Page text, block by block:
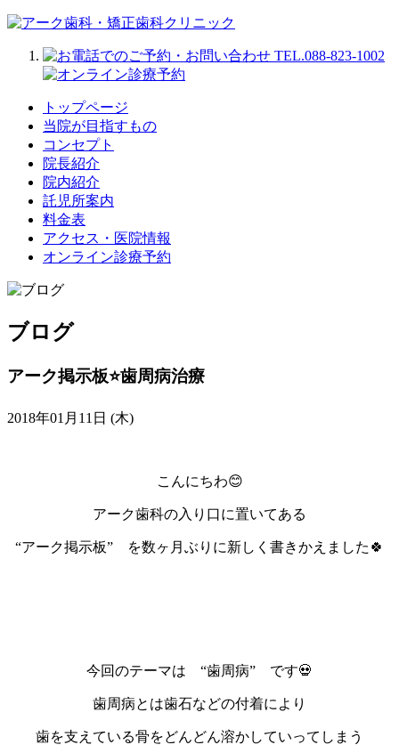
トップページ
当院が目指すもの
コンセプト
院長紹介
院内紹介
託児所案内
料金表
アクセス・医院情報
オンライン診療予約
ブログ
アーク掲示板⭐️歯周病治療
2018年01月11日 (木)
こんにちわ😊
アーク歯科の入り口に置いてある
“アーク掲示板” を数ヶ月ぶりに新しく書きかえました🍀
今回のテーマは “歯周病” です💀
歯周病とは歯石などの付着により
歯を支えている骨をどんどん溶かしていってしまう